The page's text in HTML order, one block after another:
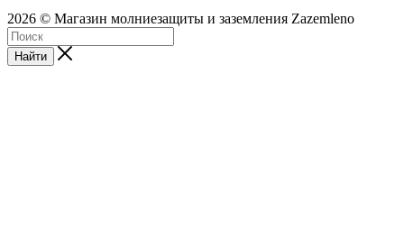
2026 © Магазин молниезащиты и заземления Zazemleno
Найти